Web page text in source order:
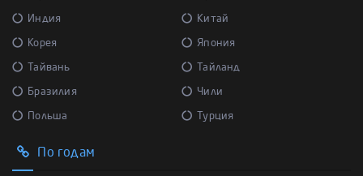
Индия Китай
Корея Япония
Тайвань Тайланд
Бразилия Чили
Польша Турция
По годам